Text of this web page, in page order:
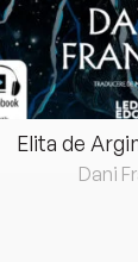
Elita de
Dani